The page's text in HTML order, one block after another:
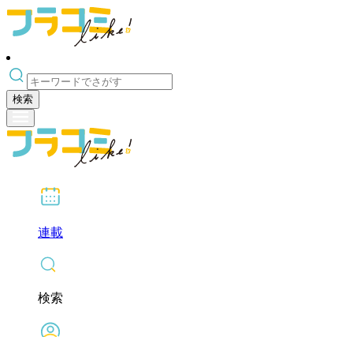
検索
連載
検索